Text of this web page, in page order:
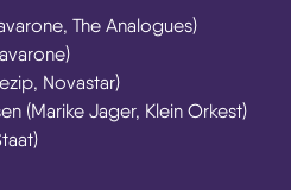
The Analogues)
Novastar)
(Marike Jager, Klein Orkest)